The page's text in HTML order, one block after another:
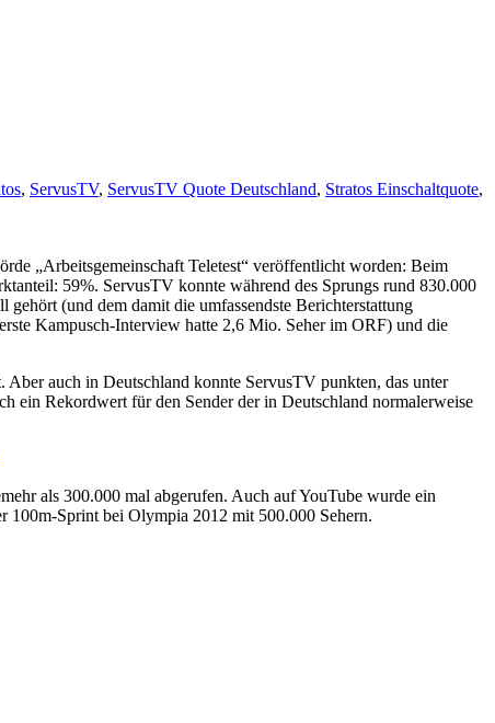
, ServusTV, ServusTV Quote Deutschland, Stratos Einschaltquote,
„Arbeitsgemeinschaft Teletest“ veröffentlicht worden: Beim
59%. ServusTV konnte während des Sprungs rund 830.000
(und dem damit die umfassendste Berichterstattung
Kampusch-Interview hatte 2,6 Mio. Seher im ORF) und die
auch in Deutschland konnte ServusTV punkten, das unter
ein Rekordwert für den Sender der in Deutschland normalerweise
als 300.000 mal abgerufen. Auch auf YouTube wurde ein
100m-Sprint bei Olympia 2012 mit 500.000 Sehern.